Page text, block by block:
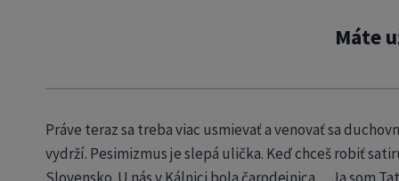
Máte
Práve teraz sa treba viac usmievať a venovať sa
vydrží. Pesimizmus je slepá ulička. Keď chceš robiť